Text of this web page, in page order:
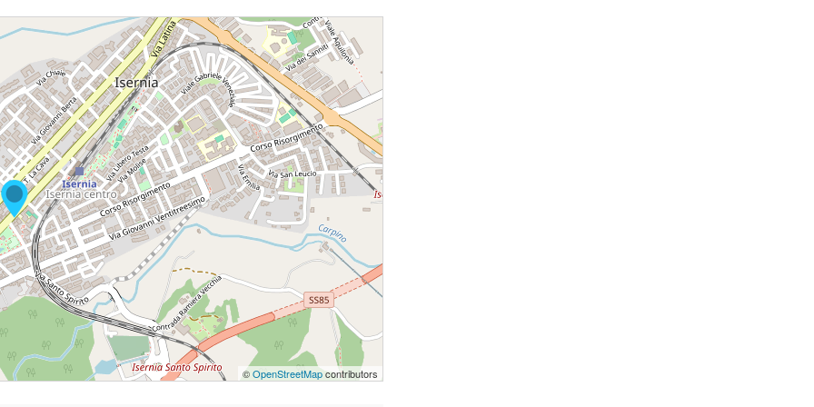
©OpenStreetMapcontributors